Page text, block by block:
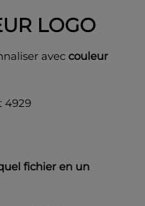
LOGO
avec couleur
4929
fichier en un